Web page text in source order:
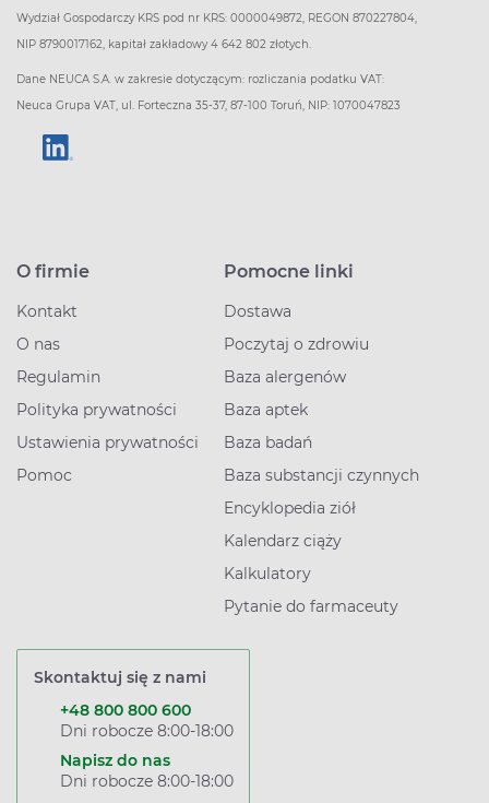
Wydział Gospodarczy KRS pod nr KRS: 0000049872, REGON 870227804,
NIP 8790017162, kapitał zakładowy 4 642 802 złotych.
Dane NEUCA S.A. w zakresie dotyczącym: rozliczania podatku VAT:
Neuca Grupa VAT, ul. Forteczna 35-37, 87-100 Toruń, NIP: 1070047823
O firmie
Kontakt
O nas
Regulamin
Polityka prywatności
Ustawienia prywatności
Pomoc
Pomocne linki
Dostawa
Poczytaj o zdrowiu
Baza alergenów
Baza aptek
Baza badań
Baza substancji czynnych
Encyklopedia ziół
Kalendarz ciąży
Kalkulatory
Pytanie do farmaceuty
Skontaktuj się z nami
+48 800 800 600
Dni robocze 8:00-18:00
Napisz do nas
Dni robocze 8:00-18:00